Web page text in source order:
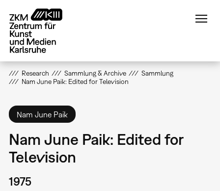
zum
Inhalt
Research Sammlung & Archive
Sammlung
Nam June Paik: Edited for Television
Nam June Paik
Nam June Paik: Edited for
Television
1975